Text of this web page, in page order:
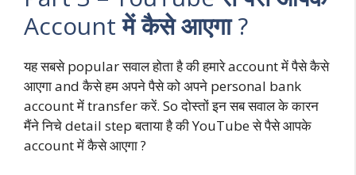
Accountमें कैसे आएगा?
यह सबसे popular सवाल होता है की हमारे account में पैसे कैसे
आएगा and कैसे हम अपने पैसे को अपने personal bank
account में transfer करें. So दोस्तों इन सब सवाल के कारन
मैंने निचे detail step बताया है की YouTube से पैसे आपके
account में कैसे आएगा ?